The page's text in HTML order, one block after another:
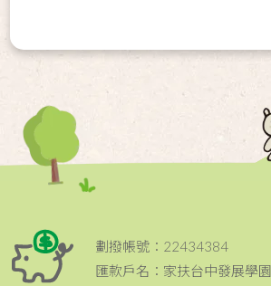
劃撥帳號：22434384
匯款戶名：家扶台中發展學園